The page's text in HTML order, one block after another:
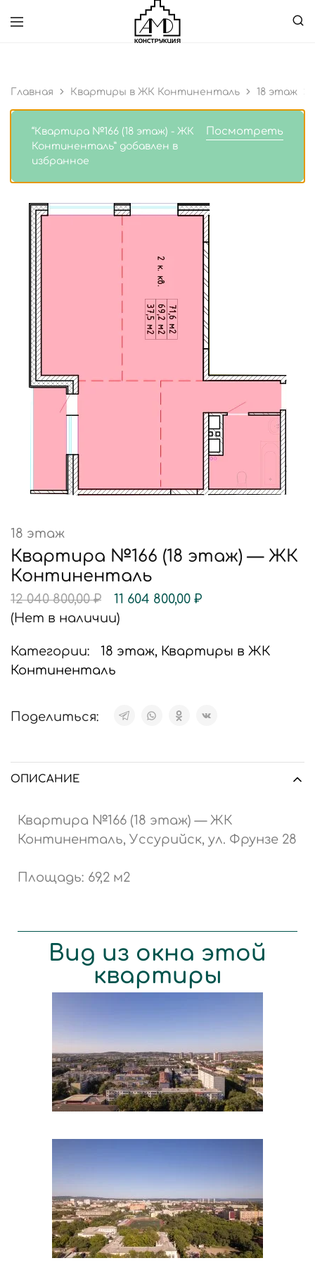
ПОДДЕРЖКА: 8 (800) 555-35-35
Главная Квартиры в ЖК Континенталь 18 этаж
Посмотреть
“Квартира №166 (18 этаж) - ЖК
Континенталь” добавлен в
избранное
18 этаж
Квартира №166 (18 этаж) — ЖК
Континенталь
12 040 800,00₽ 11 604 800,00 ₽
(Нет в наличии)
Категории: 18 этаж, Квартиры в ЖК
Континенталь
Поделиться:
ОПИСАНИЕ
Квартира №166 (18 этаж) — ЖК
Континенталь, Уссурийск, ул. Фрунзе 28
Площадь: 69,2 м2
Вид из окна этой
квартиры